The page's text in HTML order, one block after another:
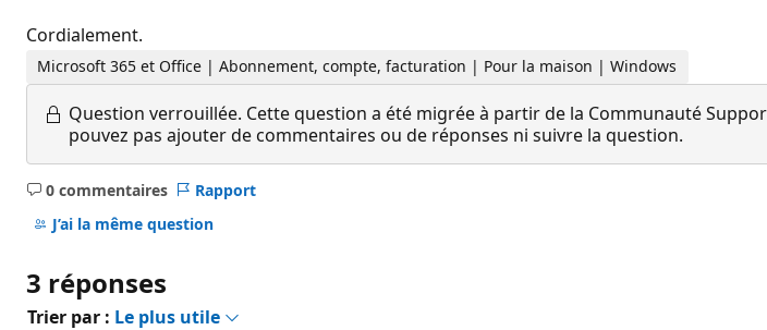
Cordialement.
Microsoft 365 et Office | Abonnement, compte, facturation | Pour la maison | Windows
Question verrouillée. Cette question a été migrée à partir de la Communauté
pouvez pas ajouter de commentaires ou de réponses ni suivre la question.
0 commentaires
Aucun
commentaire
Rapport
J’ai la même question
3 réponses
Trier par : Le plus utile